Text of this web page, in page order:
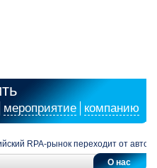
мероприятие компанию
RPA-рынок переходит от
О нас